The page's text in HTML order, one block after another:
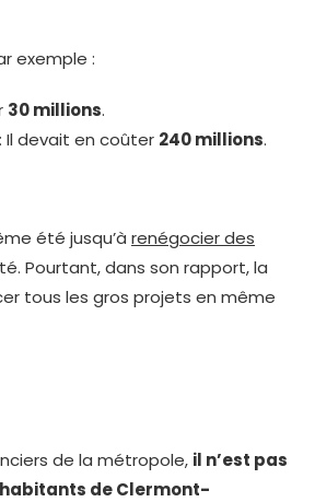
exemple :
30 millions.
Il devait en coûter 240 millions.
été jusqu’à renégocier des
Pourtant, dans son rapport, la
tous les gros projets en même
de la métropole, il n’est pas
de Clermont-